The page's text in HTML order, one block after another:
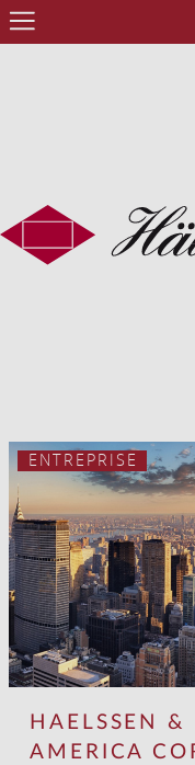
ENTREPRISE
HAELSSEN &
AMERICA